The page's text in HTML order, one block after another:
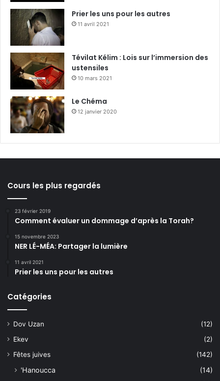
Prier les uns pour les autres
11 avril 2021
Tévilat Kélim : Lois sur l’immersion des
ustensiles
10 mars 2021
Le Chéma
12 janvier 2020
Cours les plus regardés
23 février 2019
Comment évaluer un dommage d’après la Torah?
15 novembre 2023
NER LÉ-MÉA: Partager la lumière
11 avril 2021
Prier les uns pour les autres
Catégories
Dov Uzan
(12)
Ekev
(2)
Fêtes juives
(142)
'Hanoucca
(14)